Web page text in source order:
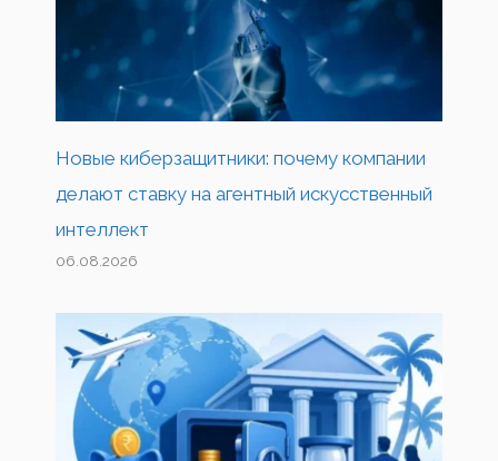
Новые киберзащитники: почему компании
делают ставку на агентный искусственный
интеллект
06.08.2026